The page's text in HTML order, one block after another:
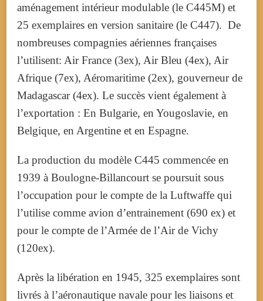
aménagement intérieur modulable (le C445M) et
25 exemplaires en version sanitaire (le C447). De
nombreuses compagnies aériennes françaises
l’utilisent: Air France (3ex), Air Bleu (4ex), Air
Afrique (7ex), Aéromaritime (2ex), gouverneur de
Madagascar (4ex). Le succès vient également à
l’exportation : En Bulgarie, en Yougoslavie, en
Belgique, en Argentine et en Espagne.
La production du modèle C445 commencée en
1939 à Boulogne-Billancourt se poursuit sous
l’occupation pour le compte de la Luftwaffe qui
l’utilise comme avion d’entrainement (690 ex) et
pour le compte de l’Armée de l’Air de Vichy
(120ex).
Après la libération en 1945, 325 exemplaires sont
livrés à l’aéronautique navale pour les liaisons et